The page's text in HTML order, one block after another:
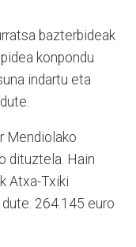
bazterbideak
konpondu
indartu eta
Mendiolako
dituztela. Hain
Atxa-Txiki
264.145 euro